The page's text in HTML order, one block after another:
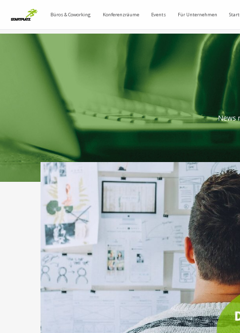
Büros & Coworking Konferenzräume Events Für Unternehmen
News